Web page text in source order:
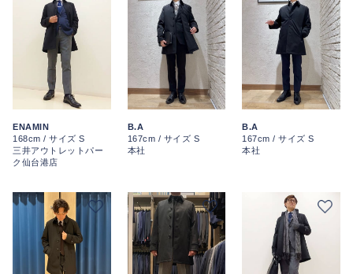
ENAMIN
168cm / サイズ S
三井アウトレットパー
ク仙台港店
B.A
167cm / サイズ S
本社
B.A
167cm / サイズ S
本社